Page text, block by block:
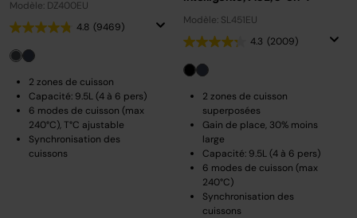
Modèle: DZ400EU
4.8 (9469)
2 zones de cuisson
Capacité: 9.5L (4 à 6 pers)
6 modes de cuisson (max
240°C), T°C ajustable
Synchronisation des
cuissons
Modèle: SL451EU
4.3 (2009)
2 zones de cuisson
superposées
Gain de place, 30% moins
large
Capacité: 9.5L (4 à 6 pers)
6 modes de cuisson (max
240°C)
Synchronisation des
cuissons